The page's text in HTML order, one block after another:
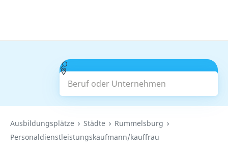
Beruf oder Unternehmen
Suchen
Ausbildungsplätze Städte
Rummelsburg
Personaldienstleistungskaufmann/kauffrau